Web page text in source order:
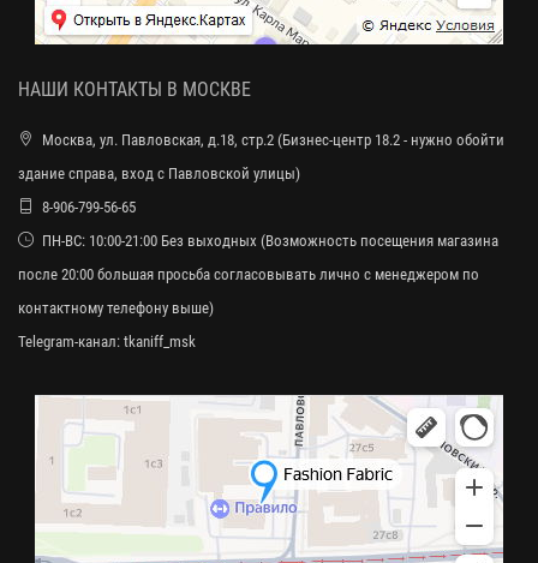
НАШИ КОНТАКТЫ В МОСКВЕ
Москва, ул. Павловская, д.18, стр.2 (Бизнес-центр 18.2 - нужно обойти
здание справа, вход с Павловской улицы)
8-906-799-56-65
ПН-ВС: 10:00-21:00 Без выходных (Возможность посещения магазина
после 20:00 большая просьба согласовывать лично с менеджером по
контактному телефону выше)
Telegram-канал: tkaniff_msk